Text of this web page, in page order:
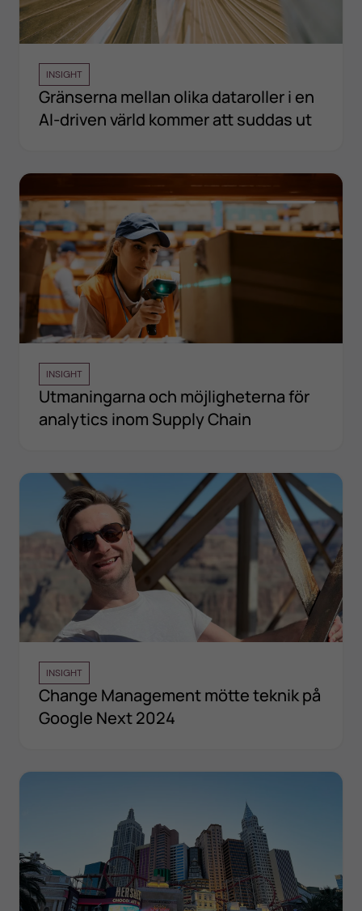
INSIGHT
Gränserna mellan olika dataroller i en
AI-driven värld kommer att suddas ut
INSIGHT
Utmaningarna och möjligheterna för
analytics inom Supply Chain
INSIGHT
Change Management mötte teknik på
Google Next 2024